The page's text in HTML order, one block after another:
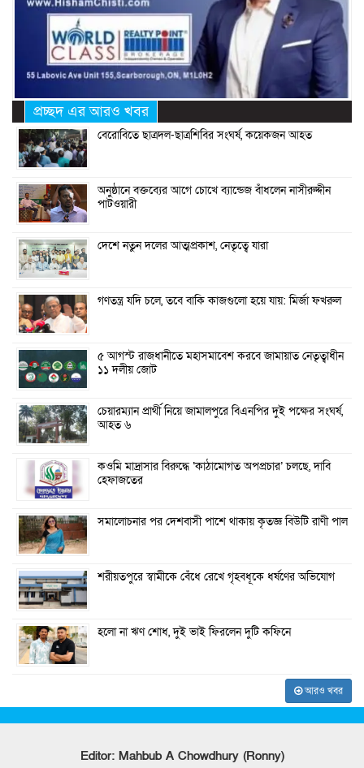
প্রচ্ছদ এর আরও খবর
বেরোবিতে ছাত্রদল-ছাত্রশিবির সংঘর্ষ, কয়েকজন আহত
অনুষ্ঠানে বক্তব্যের আগে চোখে ব্যান্ডেজ বাঁধলেন নাসীরুদ্দীন
পাটওয়ারী
দেশে নতুন দলের আত্মপ্রকাশ, নেতৃত্বে যারা
গণতন্ত্র যদি চলে, তবে বাকি কাজগুলো হয়ে যায়: মির্জা ফখরুল
৫ আগস্ট রাজধানীতে মহাসমাবেশ করবে জামায়াত নেতৃত্বাধীন
১১ দলীয় জোট
চেয়ারম্যান প্রার্থী নিয়ে জামালপুরে বিএনপির দুই পক্ষের সংঘর্ষ,
আহত ৬
কওমি মাদ্রাসার বিরুদ্ধে ‘কাঠামোগত অপপ্রচার’ চলছে, দাবি
হেফাজতের
সমালোচনার পর দেশবাসী পাশে থাকায় কৃতজ্ঞ বিউটি রাণী পাল
শরীয়তপুরে স্বামীকে বেঁধে রেখে গৃহবধূকে ধর্ষণের অভিযোগ
হলো না ঋণ শোধ, দুই ভাই ফিরলেন দুটি কফিনে
আরও খবর
Editor: Mahbub A Chowdhury (Ronny)